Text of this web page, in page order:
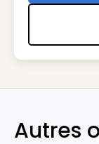
Autres